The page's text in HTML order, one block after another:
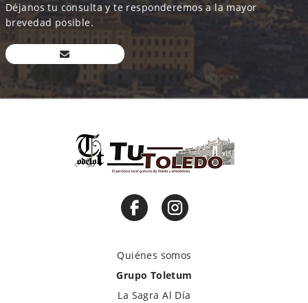
Déjanos tu consulta y te responderemos a la mayor
brevedad posible.
Quiénes somos
Grupo Toletum
La Sagra Al Día